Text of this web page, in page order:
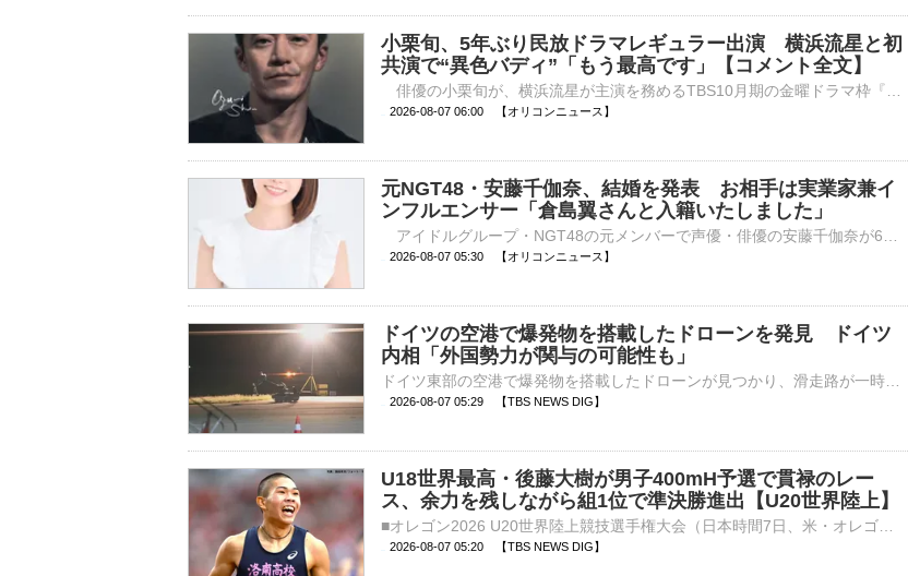
小栗旬、5年ぶり民放ドラマレギュラー出演 横浜流星と初
共演で“異色バディ”「もう最高です」【コメント全文】
2026-08-07 06:00 【オリコンニュース】
元NGT48・安藤千伽奈、結婚を発表 お相手は実業家兼イ
ンフルエンサー「倉島翼さんと入籍いたしました」
2026-08-07 05:30 【オリコンニュース】
ドイツの空港で爆発物を搭載したドローンを発見 ドイツ
内相「外国勢力が関与の可能性も」
2026-08-07 05:29 【TBS NEWS DIG】
U18世界最高・後藤大樹が男子400mH予選で貫禄のレー
ス、余力を残しながら組1位で準決勝進出【U20世界陸上】
2026-08-07 05:20 【TBS NEWS DIG】